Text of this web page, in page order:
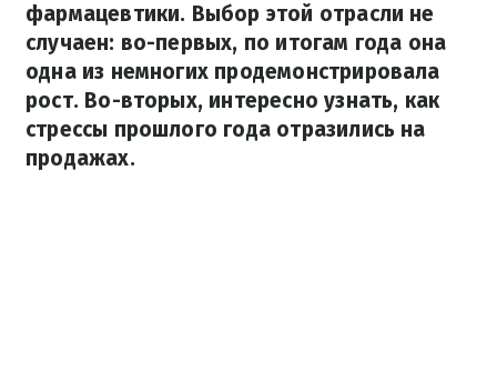
фармацевтики. Выбор этой отрасли не
случаен: во-первых, по итогам года она
одна из немногих продемонстрировала
рост. Во-вторых, интересно узнать, как
стрессы прошлого года отразились на
продажах.